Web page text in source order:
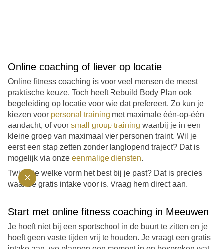
Online coaching of liever op locatie
Online fitness coaching is voor veel mensen de meest
praktische keuze. Toch heeft Rebuild Body Plan ook
begeleiding op locatie voor wie dat prefereert. Zo kun je
kiezen voor personal training met maximale één-op-één
aandacht, of voor small group training waarbij je in een
kleine groep van maximaal vier personen traint. Wil je
eerst een stap zetten zonder langlopend traject? Dat is
mogelijk via onze eenmalige diensten.
Twijfel je welke vorm het best bij je past? Dat is precies
waar de gratis intake voor is. Vraag hem direct aan.
Start met online fitness coaching in Meeuwen
Je hoeft niet bij een sportschool in de buurt te zitten en je
hoeft geen vaste tijden vrij te houden. Je vraagt een gratis
×